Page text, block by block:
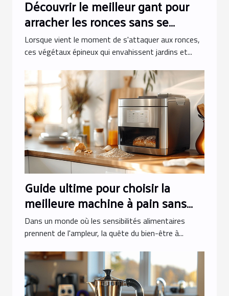
Découvrir le meilleur gant pour
arracher les ronces sans se
blesser
Lorsque vient le moment de s'attaquer aux ronces,
ces végétaux épineux qui envahissent jardins et...
Guide ultime pour choisir la
meilleure machine à pain sans
gluten
Dans un monde où les sensibilités alimentaires
prennent de l'ampleur, la quête du bien-être à...